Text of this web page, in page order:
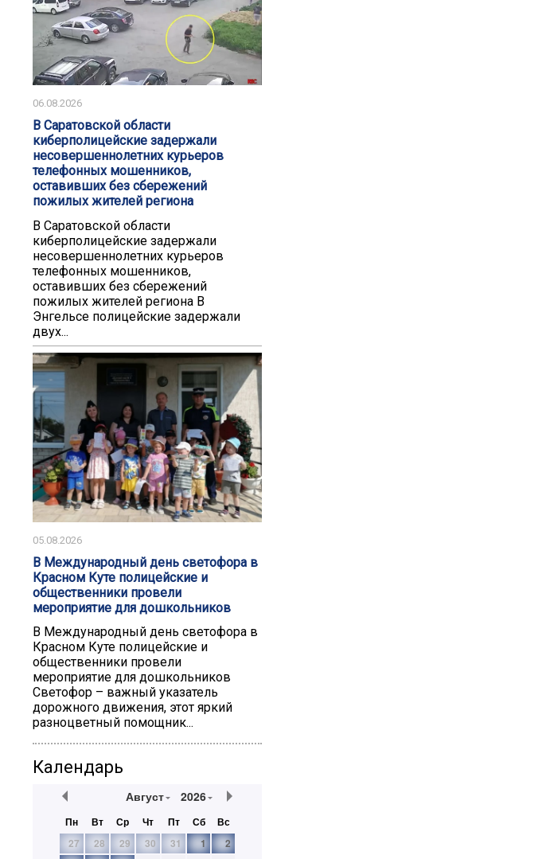
06.08.2026
В Саратовской области
киберполицейские задержали
несовершеннолетних курьеров
телефонных мошенников,
оставивших без сбережений
пожилых жителей региона
В Саратовской области
киберполицейские задержали
несовершеннолетних курьеров
телефонных мошенников,
оставивших без сбережений
пожилых жителей региона В
Энгельсе полицейские задержали
двух...
05.08.2026
В Международный день светофора в
Красном Куте полицейские и
общественники провели
мероприятие для дошкольников
В Международный день светофора в
Красном Куте полицейские и
общественники провели
мероприятие для дошкольников
Светофор – важный указатель
дорожного движения, этот яркий
разноцветный помощник...
Календарь
Август 2026
Пн Вт Ср Чт Пт Сб
Вс
27
28 29 30 31 1
2